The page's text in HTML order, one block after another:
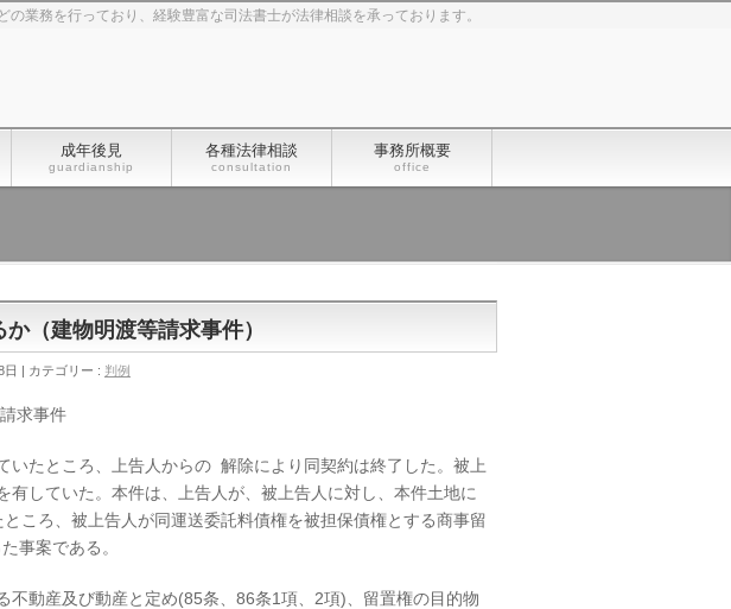
業務を行っており、経験豊富な司法書士が法律相談を承っております。
成年後見
guardianship
各種法律相談
consultation
事務所概要
office
（建物明渡等請求事件）
日 カテゴリー : 判例
求事件
いたところ、上告人からの 解除により同契約は終了した。被上
有していた。本件は、上告人が、被上告人に対し、本件土地に
ころ、被上告人が同運送委託料債権を被担保債権とする商事留
事案である。
不動産及び動産と定め(85条、86条1項、2項)、留置権の目的物